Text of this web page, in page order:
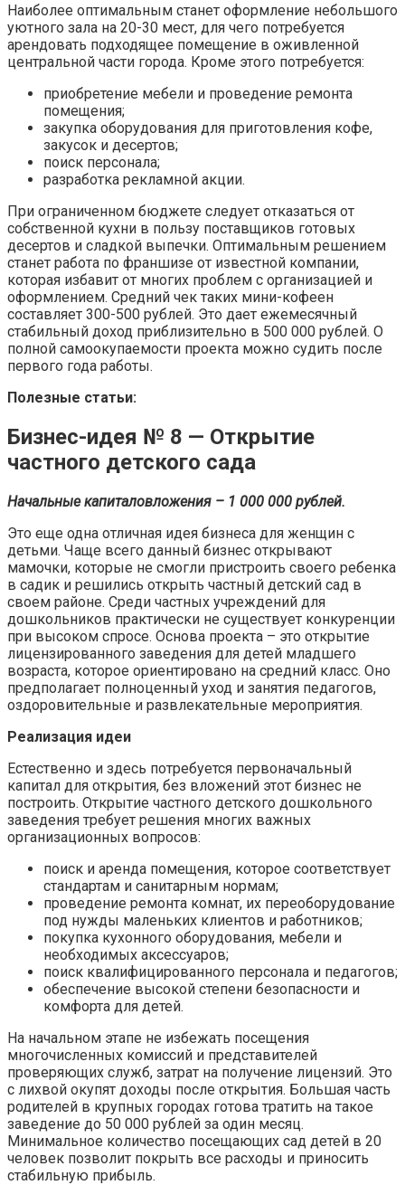
Наиболее оптимальным станет оформление небольшого
уютного зала на 20-30 мест, для чего потребуется
арендовать подходящее помещение в оживленной
центральной части города. Кроме этого потребуется:
приобретение мебели и проведение ремонта
помещения;
закупка оборудования для приготовления кофе,
закусок и десертов;
поиск персонала;
разработка рекламной акции.
При ограниченном бюджете следует отказаться от
собственной кухни в пользу поставщиков готовых
десертов и сладкой выпечки. Оптимальным решением
станет работа по франшизе от известной компании,
которая избавит от многих проблем с организацией и
оформлением. Средний чек таких мини-кофеен
составляет 300-500 рублей. Это дает ежемесячный
стабильный доход приблизительно в 500 000 рублей. О
полной самоокупаемости проекта можно судить после
первого года работы.
Полезные статьи:
Бизнес-идея № 8 — Открытие
частного детского сада
Начальные капиталовложения – 1 000 000 рублей.
Это еще одна отличная идея бизнеса для женщин с
детьми. Чаще всего данный бизнес открывают
мамочки, которые не смогли пристроить своего ребенка
в садик и решились открыть частный детский сад в
своем районе. Среди частных учреждений для
дошкольников практически не существует конкуренции
при высоком спросе. Основа проекта – это открытие
лицензированного заведения для детей младшего
возраста, которое ориентировано на средний класс. Оно
предполагает полноценный уход и занятия педагогов,
оздоровительные и развлекательные мероприятия.
Реализация идеи
Естественно и здесь потребуется первоначальный
капитал для открытия, без вложений этот бизнес не
построить. Открытие частного детского дошкольного
заведения требует решения многих важных
организационных вопросов:
поиск и аренда помещения, которое соответствует
стандартам и санитарным нормам;
проведение ремонта комнат, их переоборудование
под нужды маленьких клиентов и работников;
покупка кухонного оборудования, мебели и
необходимых аксессуаров;
поиск квалифицированного персонала и педагогов;
обеспечение высокой степени безопасности и
комфорта для детей.
На начальном этапе не избежать посещения
многочисленных комиссий и представителей
проверяющих служб, затрат на получение лицензий. Это
с лихвой окупят доходы после открытия. Большая часть
родителей в крупных городах готова тратить на такое
заведение до 50 000 рублей за один месяц.
Минимальное количество посещающих сад детей в 20
человек позволит покрыть все расходы и приносить
стабильную прибыль.